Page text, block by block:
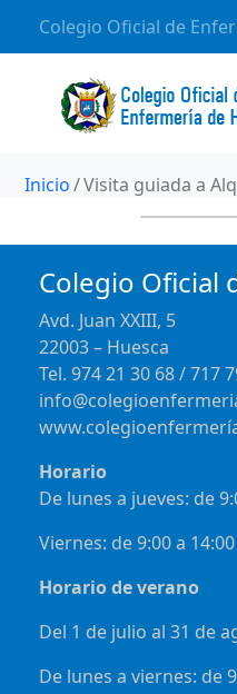
Colegio Oficial de
Inicio Visita guiada a
Colegio Oficial
Avd. Juan XXIII, 5
22003 – Huesca
Tel. 974 21 30 68 / 717
Horario
De lunes a jueves: de
Viernes: de 9:00 a 14:00
Horario de verano
Del 1 de julio al 31 de
De lunes a viernes: de